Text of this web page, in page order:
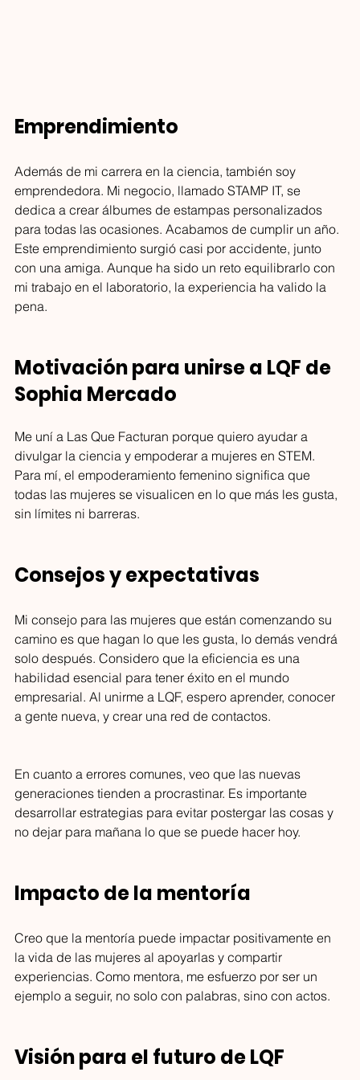
de Arte de ALMA ASFALTO
llega para quienes sienten
adorno, sino respuesta.
Literatura, pensamiento
crítico y voces que
incomodan se cruzan en una
publicación que defiende la
vida interior en un mundo
que la quiere superficial.
Gratuita, independiente y
conversación cultural de la
CDMX y conecta miradas
entre México y Nueva York.
Emprendimiento
Además de mi carrera en la ciencia, también soy
emprendedora. Mi negocio, llamado STAMP IT, se
dedica a crear álbumes de estampas personalizados
para todas las ocasiones. Acabamos de cumplir un año.
Este emprendimiento surgió casi por accidente, junto
con una amiga. Aunque ha sido un reto equilibrarlo con
mi trabajo en el laboratorio, la experiencia ha valido la
pena.
Motivación para unirse a LQF de
Sophia Mercado
Me uní a Las Que Facturan porque quiero ayudar a
divulgar la ciencia y empoderar a mujeres en STEM.
Para mí, el empoderamiento femenino significa que
todas las mujeres se visualicen en lo que más les gusta,
sin límites ni barreras.
Consejos y expectativas
Mi consejo para las mujeres que están comenzando su
camino es que hagan lo que les gusta, lo demás vendrá
solo después. Considero que la eficiencia es una
habilidad esencial para tener éxito en el mundo
empresarial. Al unirme a LQF, espero aprender, conocer
a gente nueva, y crear una red de contactos.
En cuanto a errores comunes, veo que las nuevas
generaciones tienden a procrastinar. Es importante
desarrollar estrategias para evitar postergar las cosas y
no dejar para mañana lo que se puede hacer hoy.
Impacto de la mentoría
Creo que la mentoría puede impactar positivamente en
la vida de las mujeres al apoyarlas y compartir
experiencias. Como mentora, me esfuerzo por ser un
ejemplo a seguir, no solo con palabras, sino con actos.
Visión para el futuro de LQF